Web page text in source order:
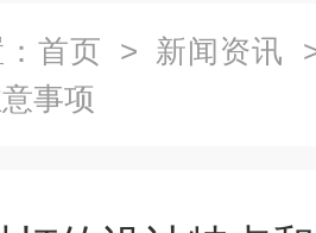
首页 > 新闻资讯
事项